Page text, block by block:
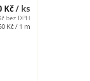
Kč/ ks
bez DPH
Kč / 1 m